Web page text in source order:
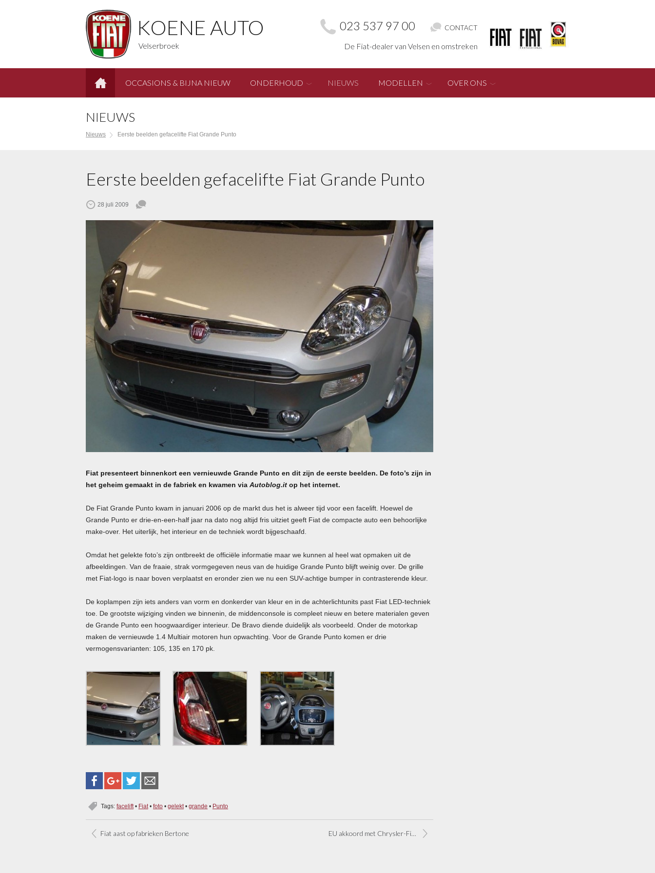
KOENE AUTO
Velserbroek
023 537 97 00 CONTACT
De Fiat-dealer van Velsen en omstreken
OCCASIONS & BIJNA NIEUW ONDERHOUD NIEUWS MODELLEN OVER ONS
NIEUWS
Nieuws Eerste beelden gefacelifte Fiat Grande Punto
Eerste beelden gefacelifte Fiat Grande Punto
28 juli 2009
Fiat presenteert binnenkort een vernieuwde Grande Punto en dit zijn de eerste beelden. De foto’s zijn in
het geheim gemaakt in de fabriek en kwamen via Autoblog.it op het internet.
De Fiat Grande Punto kwam in januari 2006 op de markt dus het is alweer tijd voor een facelift. Hoewel de
Grande Punto er drie-en-een-half jaar na dato nog altijd fris uitziet geeft Fiat de compacte auto een behoorlijke
make-over. Het uiterlijk, het interieur en de techniek wordt bijgeschaafd.
Omdat het gelekte foto’s zijn ontbreekt de officiële informatie maar we kunnen al heel wat opmaken uit de
afbeeldingen. Van de fraaie, strak vormgegeven neus van de huidige Grande Punto blijft weinig over. De grille
met Fiat-logo is naar boven verplaatst en eronder zien we nu een SUV-achtige bumper in contrasterende kleur.
De koplampen zijn iets anders van vorm en donkerder van kleur en in de achterlichtunits past Fiat LED-techniek
toe. De grootste wijziging vinden we binnenin, de middenconsole is compleet nieuw en betere materialen geven
de Grande Punto een hoogwaardiger interieur. De Bravo diende duidelijk als voorbeeld. Onder de motorkap
maken de vernieuwde 1.4 Multiair motoren hun opwachting. Voor de Grande Punto komen er drie
vermogensvarianten: 105, 135 en 170 pk.
Tags: facelift • Fiat • foto • gelekt • grande • Punto
Fiat aast op fabrieken Bertone EU akkoord met Chrysler-Fiat deal